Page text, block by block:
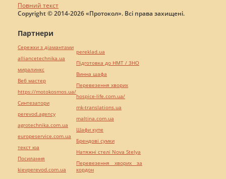
Повний текст
Copyright © 2014-2026 «Протокол». Всі права захищені.
Партнери
Сережки з діамантами
alliancetechnika.ua
миралинкс
Веб мастер
https://motokosmos.ua/
Синтезатори
perevod.agency
agrotechnika.com.ua
europeservice.com.ua
текст юа
Посилання
kievperevod.com.ua
pereklad.ua
Підготовка до НМТ / ЗНО
Винна шафа
Перевезення хворих
hospice-life.com.ua/
mk-translations.ua
maltina.com.ua
Шафи купе
Брендові сумки
Натяжні стелі Nova Stelya
Перевезення хворих за
кордон